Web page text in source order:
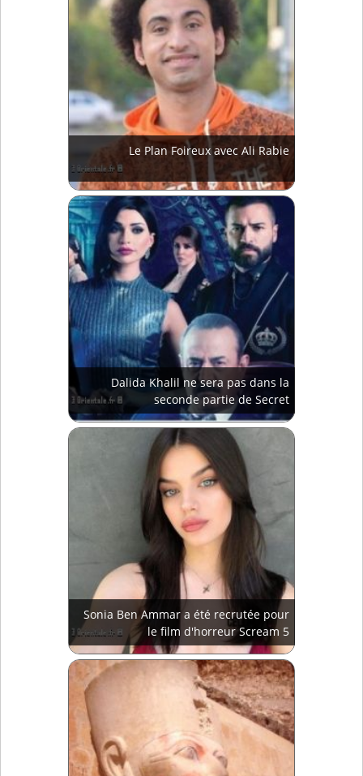
Le Plan Foireux avec Ali Rabie
Dalida Khalil ne sera pas dans la
seconde partie de Secret
Sonia Ben Ammar a été recrutée pour
le film d'horreur Scream 5